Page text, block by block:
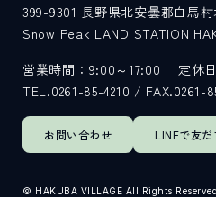
お問い合わせ LINEで友だ
399-9301 長野県北安曇郡白馬
Snow Peak LAND STATION
営業時間：9:00～17:00
定休
TEL.0261-85-4210 / FAX.0261-
© HAKUBA VILLAGE All Rights Reserved.